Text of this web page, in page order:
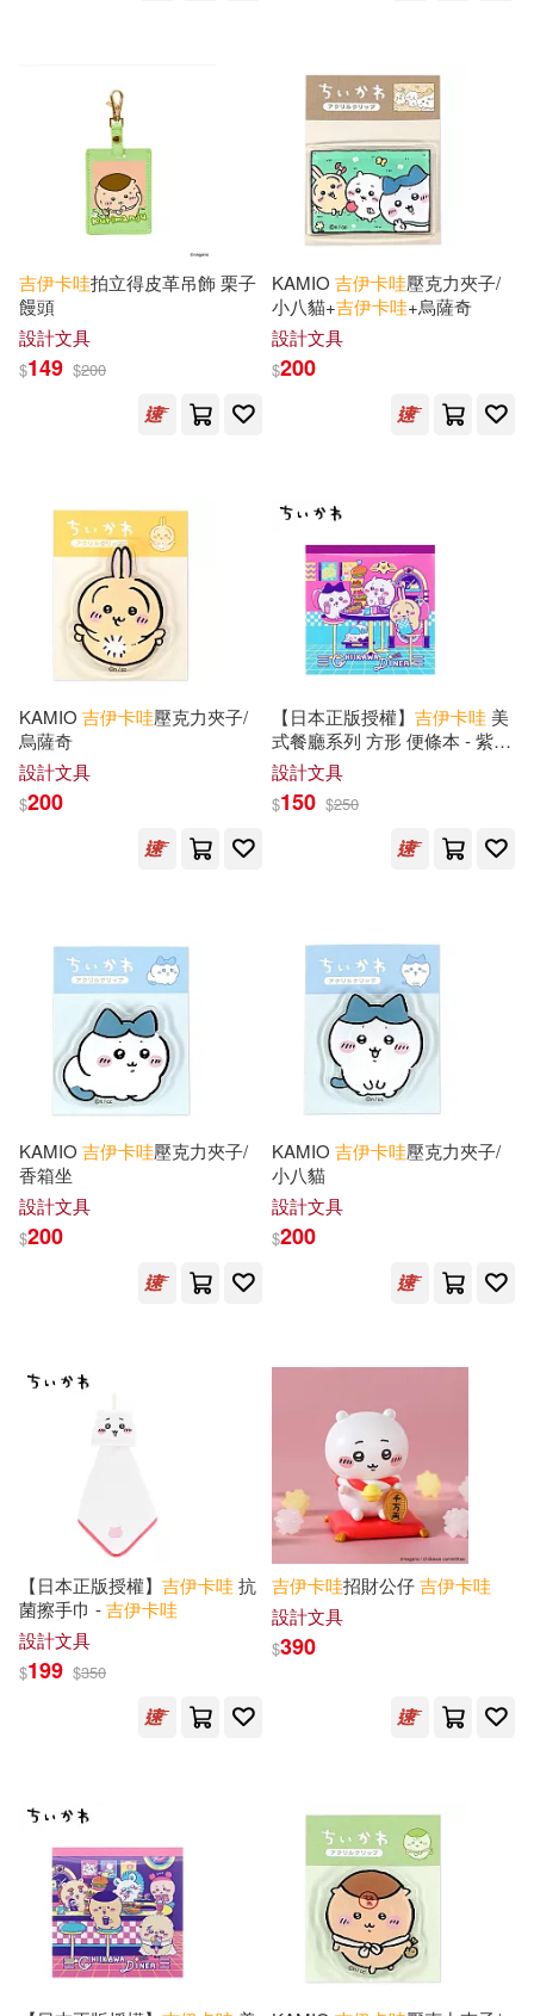
吉伊卡哇拍立得皮革吊飾 栗子
饅頭
設計文具
$149 $200
KAMIO 吉伊卡哇壓克力夾子/
小八貓+吉伊卡哇+烏薩奇
設計文具
$200
KAMIO 吉伊卡哇壓克力夾子/
烏薩奇
設計文具
$200
【日本正版授權】 吉伊卡哇 美
式餐廳系列 方形 便條本 - 紫色
款
設計文具
$150 $250
KAMIO 吉伊卡哇壓克力夾子/
香箱坐
設計文具
$200
KAMIO 吉伊卡哇壓克力夾子/
小八貓
設計文具
$200
【日本正版授權】 吉伊卡哇抗
菌擦手巾 -吉伊卡哇
設計文具
$199 $350
吉伊卡哇招財公仔吉伊卡哇
設計文具
$390